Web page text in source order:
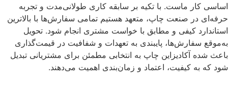
اساسی کار ماست. با تکیه بر سابقه کاری طولانی‌مدت و تجربه
حرفه‌ای در صنعت چاپ، متعهد هستیم تمامی سفارش‌ها با بالاترین
استاندارد کیفی و مطابق با خواست مشتری انجام شود. تحویل
به‌موقع سفارش‌ها، پایبندی به تعهدات و شفافیت در قیمت‌گذاری
باعث شده آکادیزاین چاپ به انتخابی مطمئن برای مشتریانی تبدیل
شود که به کیفیت، اعتماد و زمان‌بندی اهمیت می‌دهند.